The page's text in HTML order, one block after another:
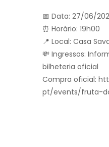
📅 Data: 27/06/
⏰ Horário: 19h00
📍 Local: Casa
💸 Ingressos:
bilheteria oficial
Compra oficial:
pt/events/fruta-